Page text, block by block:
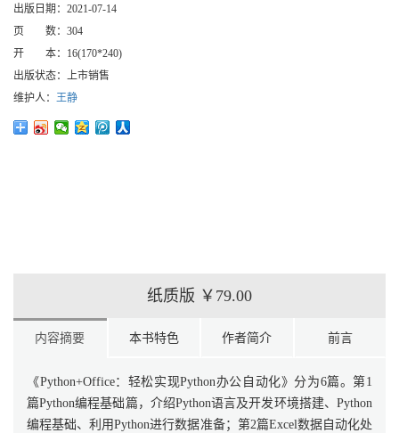
出版日期： 2021-07-14
页 数： 304
开 本： 16(170*240)
出版状态： 上市销售
维护人： 王静
纸质版 ￥79.00
内容摘要 本书特色 作者简介 前言
《Python+Office：轻松实现Python办公自动化》分为6篇。第1
篇Python编程基础篇，介绍Python语言及开发环境搭建、Python
编程基础、利用Python进行数据准备；第2篇Excel数据自动化处